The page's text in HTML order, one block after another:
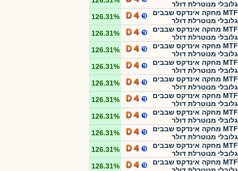
גלובלי מנוטרלת דולר
MTF מחקה אינדקס שבבים
גלובלי מנוטרלת דולר
126.31%
MTF מחקה אינדקס שבבים
גלובלי מנוטרלת דולר
126.31%
MTF מחקה אינדקס שבבים
גלובלי מנוטרלת דולר
126.31%
MTF מחקה אינדקס שבבים
גלובלי מנוטרלת דולר
126.31%
MTF מחקה אינדקס שבבים
גלובלי מנוטרלת דולר
126.31%
MTF מחקה אינדקס שבבים
גלובלי מנוטרלת דולר
126.31%
MTF מחקה אינדקס שבבים
גלובלי מנוטרלת דולר
126.31%
MTF מחקה אינדקס שבבים
גלובלי מנוטרלת דולר
126.31%
MTF מחקה אינדקס שבבים
גלובלי מנוטרלת דולר
126.31%
MTF מחקה אינדקס שבבים
126.31%